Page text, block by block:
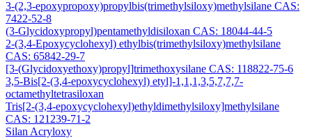
3-(2,3-epoxypropoxy)propylbis(trimethylsiloxy)methylsilane CAS:
7422-52-8
(3-Glycidoxypropyl)pentamethyldisiloxan CAS: 18044-44-5
2-(3,4-Epoxycyclohexyl) ethylbis(trimethylsiloxy)methylsilane
CAS: 65842-29-7
[3-(Glycidoxyethoxy)propyl]trimethoxysilane CAS: 118822-75-6
3,5-Bis[2-(3,4-epoxycyclohexyl) etyl]-1,1,1,3,5,7,7,7-
octamethyltetrasiloxan
Tris[2-(3,4-epoxycyclohexyl)ethyldimethylsiloxy]methylsilane
CAS: 121239-71-2
Silan Acryloxy